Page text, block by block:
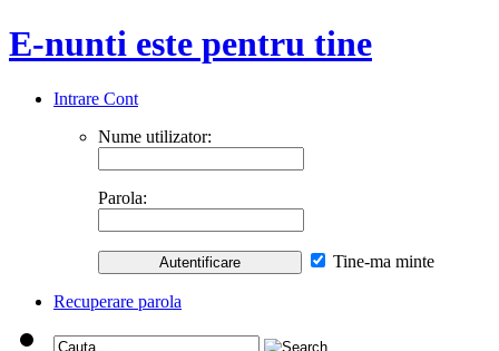
E-nunti este pentru tine
Intrare Cont
Nume utilizator:
Parola:
Tine-ma minte
Recuperare parola